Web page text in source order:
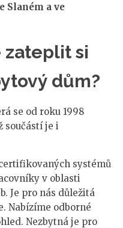
Slaném a ve
zateplit si
dům?
se od roku 1998
součástí je i
systémů
v oblasti
Je pro nás důležitá
Nabízíme odborné
Nezbytná je pro